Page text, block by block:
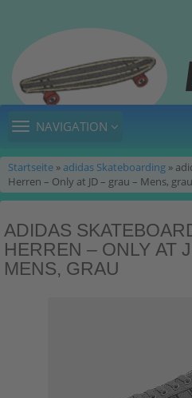
TOGGLE
NAVIGATION
Startseite » adidas Skateboarding »
Herren – Only at JD – grau – Mens, grau
ADIDAS
HERREN – ONLY AT
MENS, GRAU